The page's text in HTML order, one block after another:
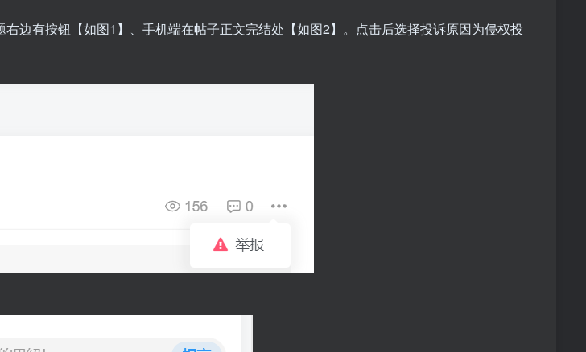
边有按钮【如图1】、手机端在帖子正文完结处【如图2】。点击后选择投诉原因为侵权投